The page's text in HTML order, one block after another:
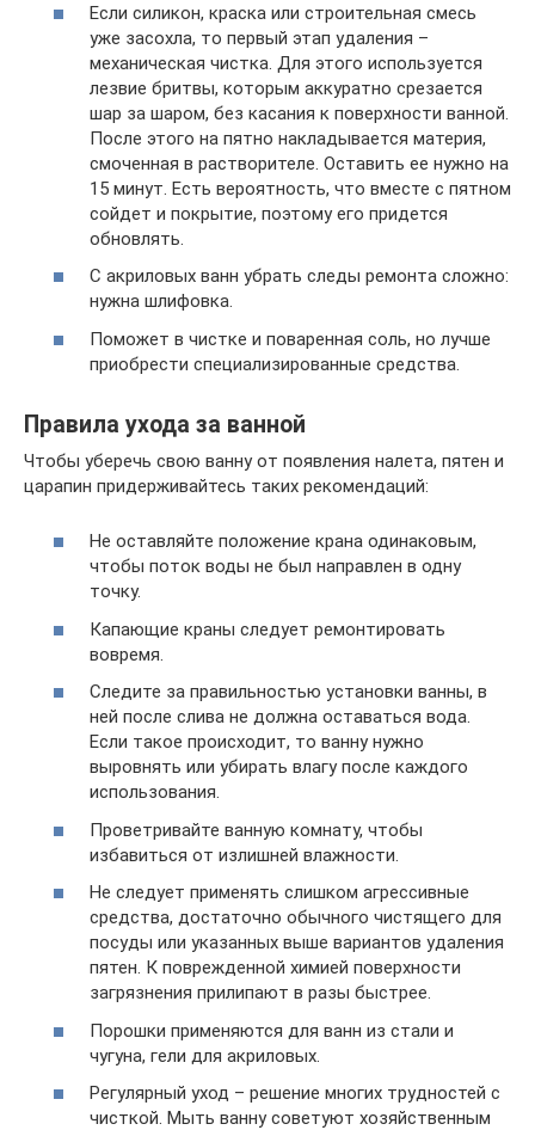
Если силикон, краска или строительная смесь
уже засохла, то первый этап удаления –
механическая чистка. Для этого используется
лезвие бритвы, которым аккуратно срезается
шар за шаром, без касания к поверхности ванной.
После этого на пятно накладывается материя,
смоченная в растворителе. Оставить ее нужно на
15 минут. Есть вероятность, что вместе с пятном
сойдет и покрытие, поэтому его придется
обновлять.
С акриловых ванн убрать следы ремонта сложно:
нужна шлифовка.
Поможет в чистке и поваренная соль, но лучше
приобрести специализированные средства.
Правила ухода за ванной
Чтобы уберечь свою ванну от появления налета, пятен и
царапин придерживайтесь таких рекомендаций:
Не оставляйте положение крана одинаковым,
чтобы поток воды не был направлен в одну
точку.
Капающие краны следует ремонтировать
вовремя.
Следите за правильностью установки ванны, в
ней после слива не должна оставаться вода.
Если такое происходит, то ванну нужно
выровнять или убирать влагу после каждого
использования.
Проветривайте ванную комнату, чтобы
избавиться от излишней влажности.
Не следует применять слишком агрессивные
средства, достаточно обычного чистящего для
посуды или указанных выше вариантов удаления
пятен. К поврежденной химией поверхности
загрязнения прилипают в разы быстрее.
Порошки применяются для ванн из стали и
чугуна, гели для акриловых.
Регулярный уход – решение многих трудностей с
чисткой. Мыть ванну советуют хозяйственным